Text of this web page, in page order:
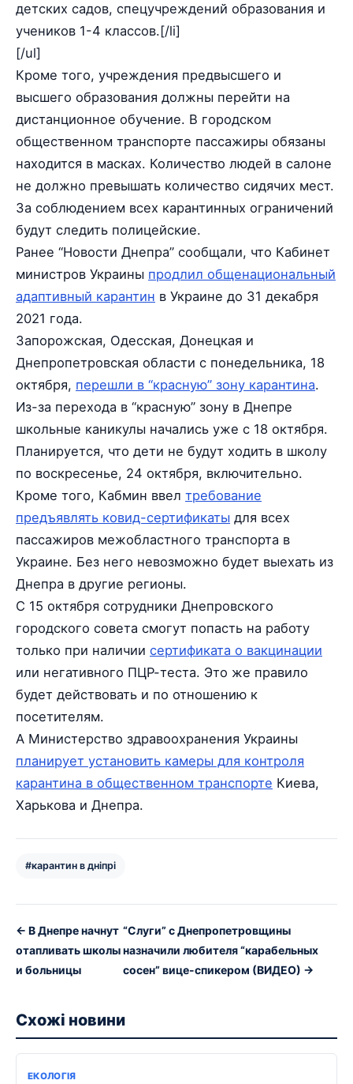
детских садов, спецучреждений образования и
учеников 1-4 классов.[/li]
[/ul]
Кроме того, учреждения предвысшего и
высшего образования должны перейти на
дистанционное обучение. В городском
общественном транспорте пассажиры обязаны
находится в масках. Количество людей в салоне
не должно превышать количество сидячих мест.
За соблюдением всех карантинных ограничений
будут следить полицейские.
Ранее “Новости Днепра” сообщали, что Кабинет
министров Украины продлил общенациональный
адаптивный карантин в Украине до 31 декабря
2021 года.
Запорожская, Одесская, Донецкая и
Днепропетровская области с понедельника, 18
октября, перешли в “красную” зону карантина.
Из-за перехода в “красную” зону в Днепре
школьные каникулы начались уже с 18 октября.
Планируется, что дети не будут ходить в школу
по воскресенье, 24 октября, включительно.
Кроме того, Кабмин ввел требование
предъявлять ковид-сертификаты для всех
пассажиров межобластного транспорта в
Украине. Без него невозможно будет выехать из
Днепра в другие регионы.
С 15 октября сотрудники Днепровского
городского совета смогут попасть на работу
только при наличии сертификата о вакцинации
или негативного ПЦР-теста. Это же правило
будет действовать и по отношению к
посетителям.
А Министерство здравоохранения Украины
планирует установить камеры для контроля
карантина в общественном транспорте Киева,
Харькова и Днепра.
#карантин в дніпрі
← В Днепре начнут
отапливать школы
и больницы
“Слуги” с Днепропетровщины
назначили любителя “карабельных
сосен” вице-спикером (ВИДЕО) →
Схожі новини
ЕКОЛОГІЯ